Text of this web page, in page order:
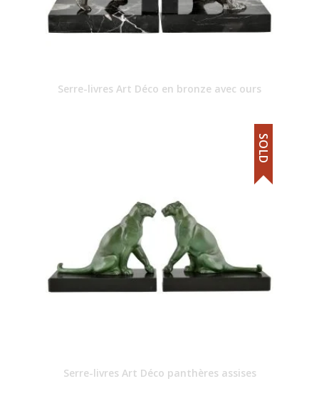
Serre-livres Art Déco en bronze avec ours
Serre-livres Art Déco panthères assises
SOLD